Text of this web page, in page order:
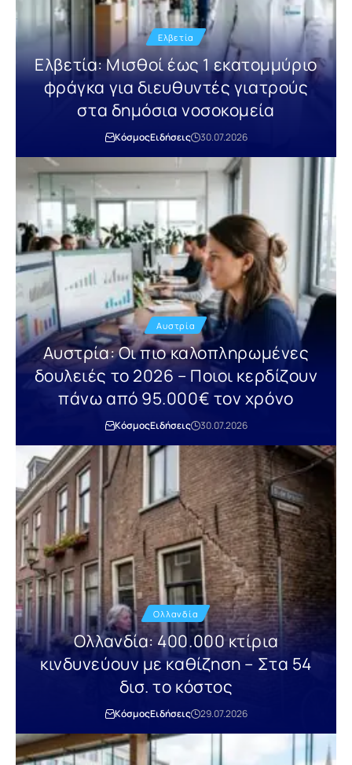
Ελβετία
Ελβετία: Μισθοί έως 1 εκατομμύριο
φράγκα για διευθυντές γιατρούς
στα δημόσια νοσοκομεία
ΚόσμοςΕιδήσεις 30.07.2026
Αυστρία
Αυστρία: Οι πιο καλοπληρωμένες
δουλειές το 2026 – Ποιοι κερδίζουν
πάνω από 95.000€ τον χρόνο
ΚόσμοςΕιδήσεις 30.07.2026
Ολλανδία
Ολλανδία: 400.000 κτίρια
κινδυνεύουν με καθίζηση – Στα 54
δισ. το κόστος
ΚόσμοςΕιδήσεις 29.07.2026